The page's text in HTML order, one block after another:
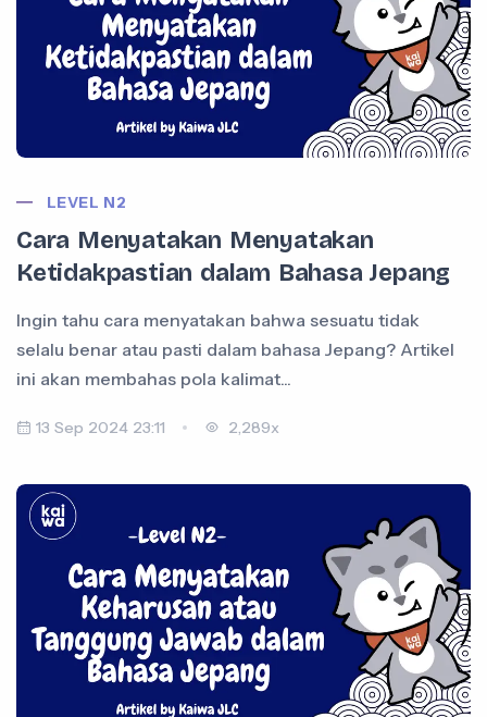
LEVEL N2
Cara Menyatakan Menyatakan
Ketidakpastian dalam Bahasa Jepang
Ingin tahu cara menyatakan bahwa sesuatu tidak
selalu benar atau pasti dalam bahasa Jepang? Artikel
ini akan membahas pola kalimat...
13 Sep 2024 23:11 2,289x